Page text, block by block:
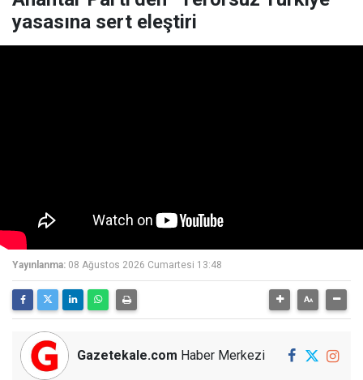
yasasına sert eleştiri
Yayınlanma: 08 Ağustos 2026 Cumartesi 13:48
Gazetekale.com Haber Merkezi